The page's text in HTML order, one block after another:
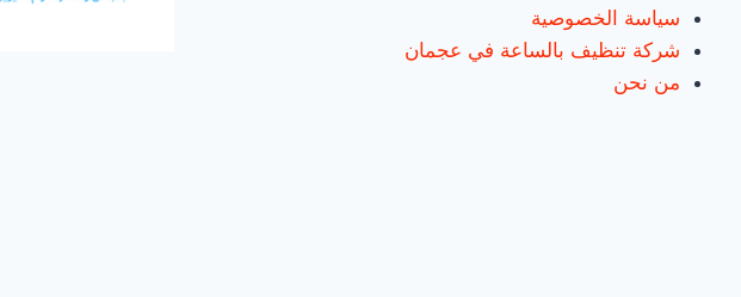
سياسة الخصوصية
شركة تنظيف بالساعة في عجمان
من نحن